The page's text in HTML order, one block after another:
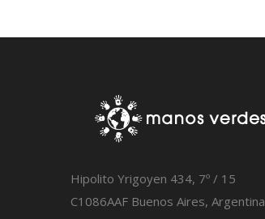
Hipolito Yrigoyen 434, 7º / 15
C1086AAF Buenos Aires, Argentina